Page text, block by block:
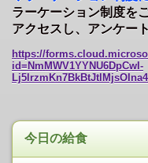
ラーケーション制度を
アクセスし、アンケー
https://
id=NmMWV1YYNU6DpCwI-
今日の給食